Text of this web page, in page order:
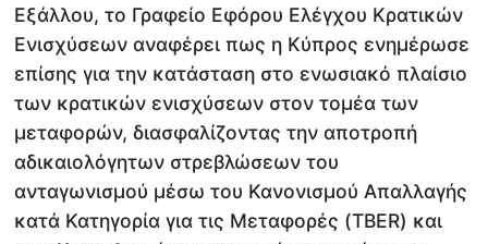
Εξάλλου, το Γραφείο Εφόρου Ελέγχου Κρατικών
Ενισχύσεων αναφέρει πως η Κύπρος ενημέρωσε
επίσης για την κατάσταση στο ενωσιακό πλαίσιο
των κρατικών ενισχύσεων στον τομέα των
μεταφορών, διασφαλίζοντας την αποτροπή
αδικαιολόγητων στρεβλώσεων του
ανταγωνισμού μέσω του Κανονισμού Απαλλαγής
κατά Κατηγορία για τις Μεταφορές (TBER) και